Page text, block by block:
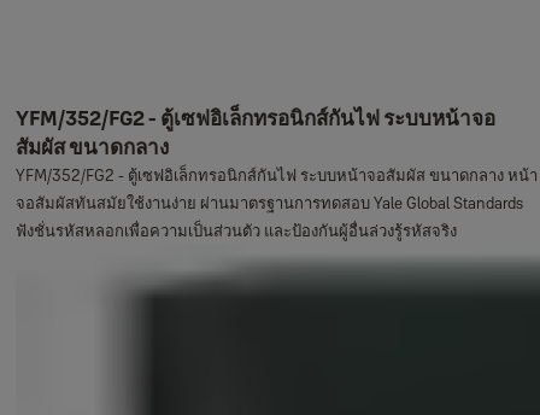
YFM/352/FG2 - ตู้เซฟอิเล็กทรอนิกส์กันไฟ ระบบหน้าจอ
สัมผัส ขนาดกลาง
YFM/352/FG2 - ตู้เซฟอิเล็กทรอนิกส์กันไฟ ระบบหน้าจอสัมผัส ขนาดกลาง หน้า
จอสัมผัสทันสมัยใช้งานง่าย ผ่านมาตรฐานการทดสอบ Yale Global Standards
ฟังชั่นรหัสหลอกเพื่อความเป็นส่วนตัว และป้องกันผู้อื่นล่วงรู้รหัสจริง